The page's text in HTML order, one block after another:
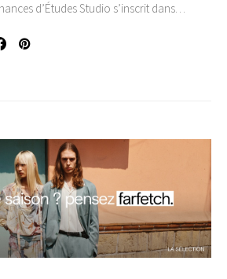
d’Études Studio s’inscrit dans…